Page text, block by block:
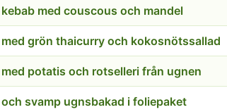
med couscous och mandel
grön thaicurry och kokosnötssallad
potatis och rotselleri från ugnen
svamp ugnsbakad i foliepaket